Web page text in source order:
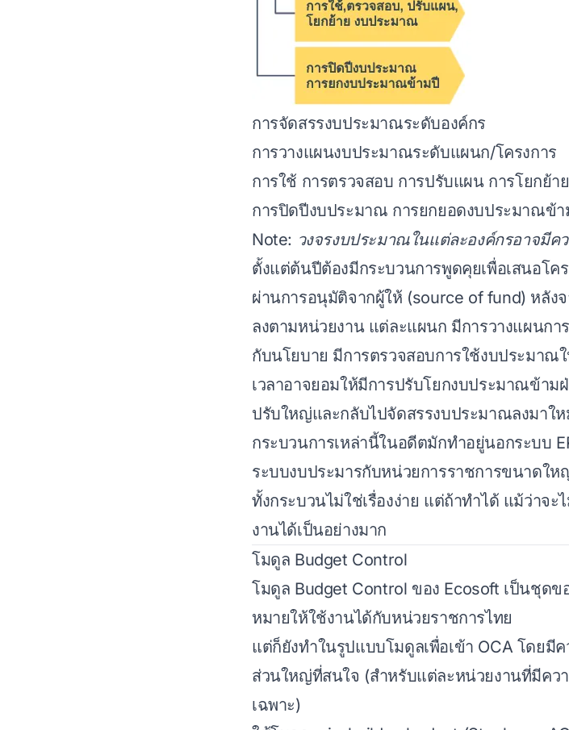
การจัดสรรงบประมาณระดับองค์กร
การวางแผนงบประมาณระดับแผนก/โครงการ
การใช้ การตรวจสอบ การปรับแผน การโยกย้
การปิดปีงบประมาณ การยกยอดงบประมาณข้า
Note: วงจรงบประมาณในแต่ละองค์กรอาจมีค
ตั้งแต่ต้นปีต้องมีกระบวนการพูดคุยเพื่อเสนอโค
ผ่านการอนุมัติจากผู้ให้ (source of fund) หลัง
ลงตามหน่วยงาน แต่ละแผนก มีการวางแผนกา
กับนโยบาย มีการตรวจสอบการใช้งบประมาณ
เวลาอาจยอมให้มีการปรับโยกงบประมาณข้าม
ปรับใหญ่และกลับไปจัดสรรงบประมาณลงมาใ
กระบวนการเหล่านี้ในอดีตมักทำอยู่นอกระบบ
ระบบงบประมารกับหน่วยการราชการขนาดให
ทั้งกระบวนไม่ใช่เรื่องง่าย แต่ถ้าทำได้ แม้ว่าจ
งานได้เป็นอย่างมาก
โมดูล Budget Control
โมดูล Budget Control ของ Ecosoft เป็นชุด
หมายให้ใช้งานได้กับหน่วยราชการไทย
แต่ก็ยังทำในรูปแบบโมดูลเพื่อเข้า OCA โดยมี
ส่วนใหญ่ที่สนใจ (สำหรับแต่ละหน่วยงานที่มีคว
เฉพาะ)